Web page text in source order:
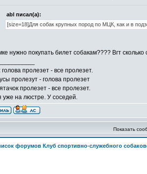
abl писал(а):
[size=18]Для собак крупных пород по МЦК, как и в
нужно покупать билет собакам???? Вгт
голова пролезет - все пролезет.
пролезут - голова пролезет
пролезет - все пролезет.
уже на люстре. У соседей.
Показать
форумов Клуб спортивно-служебного